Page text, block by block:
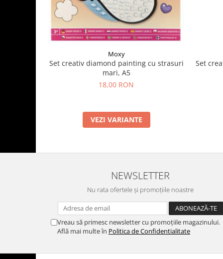
Moxy
Set creativ diamond painting cu strasuri
mari, A5
18,00 RON
VEZI VARIANTE
Set
NEWSLETTER
Nu rata ofertele și promoțiile noastre
Vreau să primesc newsletter cu promoțiile magazinului.
Află mai multe în Politica de Confidentialitate